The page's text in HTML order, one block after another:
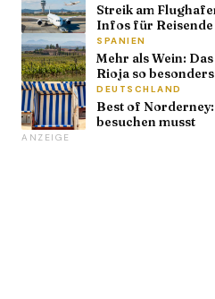
Streik am
Infos für
SPANIEN
Mehr als Wein:
Rioja so besonders
DEUTSCHLAND
Best of
besuchen musst
ANZEIGE